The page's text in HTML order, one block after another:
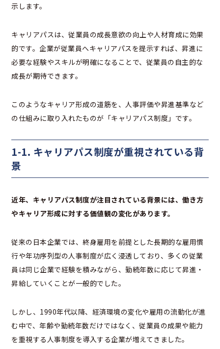
示します。
キャリアパスは、従業員の成長意欲の向上や人材育成に効果
的です。企業が従業員へキャリアパスを提示すれば、昇進に
必要な経験やスキルが明確になることで、従業員の自主的な
成長が期待できます。
このようなキャリア形成の道筋を、人事評価や昇進基準など
の仕組みに取り入れたものが「キャリアパス制度」です。
1-1. キャリアパス制度が重視されている背
景
近年、キャリアパス制度が注目されている背景には、働き方
やキャリア形成に対する価値観の変化があります。
従来の日本企業では、終身雇用を前提とした長期的な雇用慣
行や年功序列型の人事制度が広く浸透しており、多くの従業
員は同じ企業で経験を積みながら、勤続年数に応じて昇進・
昇給していくことが一般的でした。
しかし、1990年代以降、経済環境の変化や雇用の流動化が進
む中で、年齢や勤続年数だけではなく、従業員の成果や能力
を重視する人事制度を導入する企業が増えてきました。